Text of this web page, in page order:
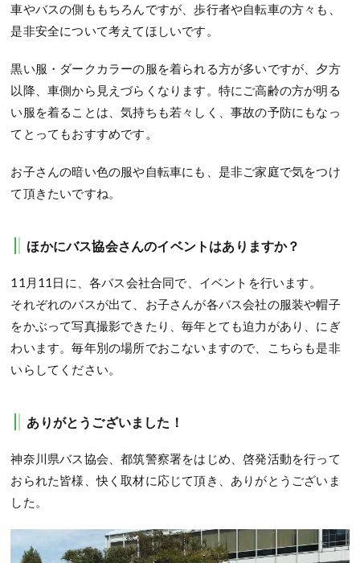
車やバスの側ももちろんですが、歩行者や自転車の方々も、
是非安全について考えてほしいです。
黒い服・ダークカラーの服を着られる方が多いですが、夕方
以降、車側から見えづらくなります。特にご高齢の方が明る
い服を着ることは、気持ちも若々しく、事故の予防にもなっ
てとってもおすすめです。
お子さんの暗い色の服や自転車にも、是非ご家庭で気をつけ
て頂きたいですね。
ほかにバス協会さんのイベントはありますか？
11月11日に、各バス会社合同で、イベントを行います。
それぞれのバスが出て、お子さんが各バス会社の服装や帽子
をかぶって写真撮影できたり、毎年とても迫力があり、にぎ
わいます。毎年別の場所でおこないますので、こちらも是非
いらしてください。
ありがとうございました！
神奈川県バス協会、都筑警察署をはじめ、啓発活動を行って
おられた皆様、快く取材に応じて頂き、ありがとうございま
した。